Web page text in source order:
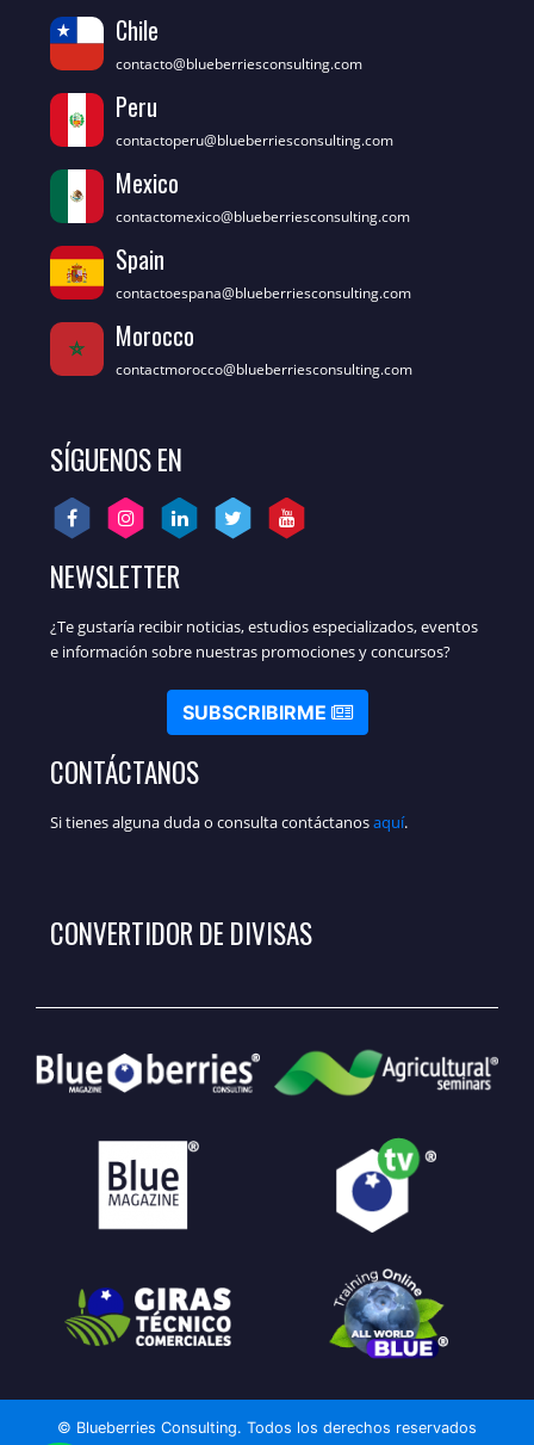
Chile
contacto@blueberriesconsulting.com
Peru
contactoperu@blueberriesconsulting.com
Mexico
contactomexico@blueberriesconsulting.com
Spain
contactoespana@blueberriesconsulting.com
Morocco
contactmorocco@blueberriesconsulting.com
SÍGUENOS EN
NEWSLETTER
¿Te gustaría recibir noticias, estudios especializados, eventos
e información sobre nuestras promociones y concursos?
SUBSCRIBIRME
CONTÁCTANOS
Si tienes alguna duda o consulta contáctanosaquí.
CONVERTIDOR DE DIVISAS
© Blueberries Consulting. Todos los derechos reservados